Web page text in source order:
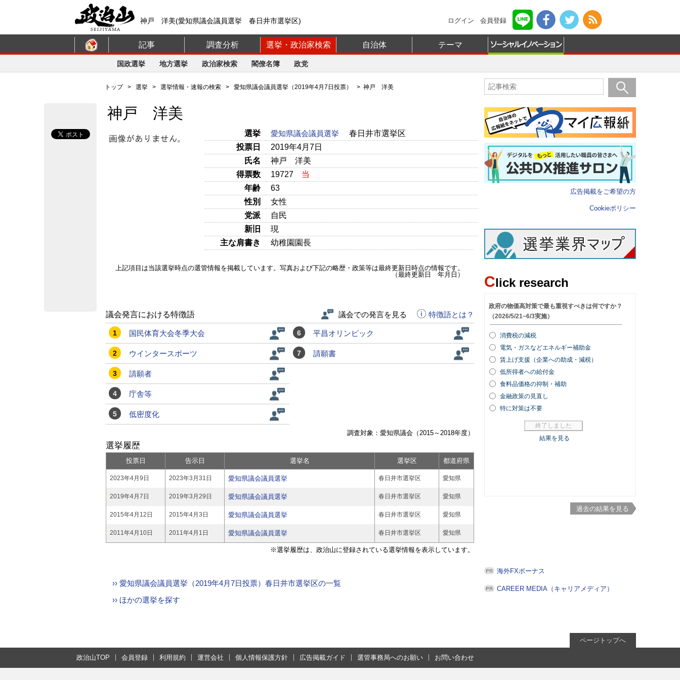
神戸 洋美(愛知県議会議員選挙 春日井市選挙区) ログイン 会員登録
記事 調査分析 選挙・政治家検索 自治体 テーマ
国政選挙 地方選挙 政治家検索 閣僚名簿 政党
トップ> 選挙 > 選挙情報・速報の検索 > 愛知県議会議員選挙（2019年4月7日投票） > 神戸 洋美
神戸 洋美
選挙 愛知県議会議員選挙
春日井市選挙区
投票日
2019年4月7日
氏名
神戸 洋美
得票数
19727
当
年齢
63
性別
女性
党派
自民
新旧
現
主な肩書き
幼稚園園長
上記項目は当該選挙時点の選管情報を掲載しています。写真および下記の略歴・政策等は最終更新日時点の情報です。
（最終更新日 年月日）
議会発言における特徴語 議会での発言を見る 特徴語とは？
1 国民体育大会冬季大会
2 ウインタースポーツ
3 請願者
4 庁舎等
5 低密度化
6 平昌オリンピック
7 請願書
調査対象：愛知県議会（2015～2018年度）
選挙履歴
投票日 告示日 選挙名 選挙区 都道府県
2023年4月9日 2023年3月31日 愛知県議会議員選挙 春日井市選挙区 愛知県
2019年4月7日 2019年3月29日 愛知県議会議員選挙 春日井市選挙区 愛知県
2015年4月12日 2015年4月3日 愛知県議会議員選挙 春日井市選挙区 愛知県
2011年4月10日 2011年4月1日 愛知県議会議員選挙 春日井市選挙区 愛知県
※選挙履歴は、政治山に登録されている選挙情報を表示しています。
›› 愛知県議会議員選挙（2019年4月7日投票）春日井市選挙区の一覧
›› ほかの選挙を探す
広告掲載をご希望の方
Cookieポリシー
Click research
過去の結果を見る
海外FXボーナス
CAREER MEDIA（キャリアメディア）
ページトップへ
政治山TOP 会員登録 利用規約 運営会社 個人情報保護方針 広告掲載ガイド 選管事務局へのお願い お問い合わせ